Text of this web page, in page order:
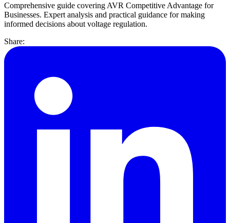
Comprehensive guide covering AVR Competitive Advantage for
Businesses. Expert analysis and practical guidance for making
informed decisions about voltage regulation.
Share: